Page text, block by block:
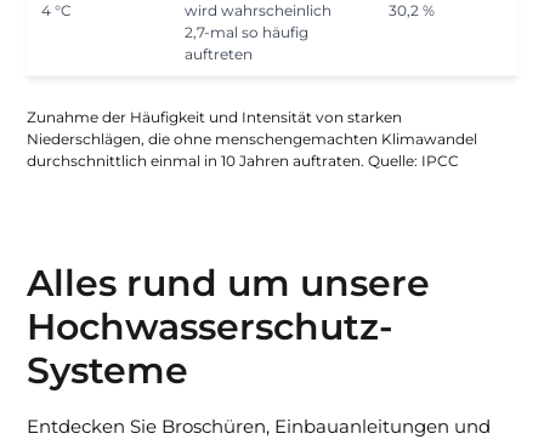
4 °C
wird wahrscheinlich
2,7-mal so häufig
auftreten
30,2 %
Zunahme der Häufigkeit und Intensität von starken
Niederschlägen, die ohne menschengemachten Klimawandel
durchschnittlich einmal in 10 Jahren auftraten. Quelle: IPCC
Alles rund um unsere
Hochwasserschutz-
Systeme
Entdecken Sie Broschüren, Einbauanleitungen und